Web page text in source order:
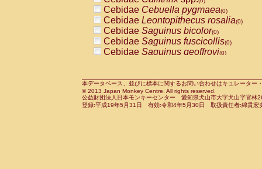
CercopithecidaeCercocebus
CercopithecidaeCercocebus
CercopithecidaeCercocebus
CercopithecidaeCercocebus
CercopithecidaeCercocebushybrid
CercopithecidaePapio anubis(0)
CercopithecidaePapio cynocephalus
CercopithecidaePapio hamadryas(0)
Cebidae Cebuella pygmaea(0)
Cebidae Leontopithecus rosalia(0)
Cebidae Saguinus bicolor(0)
Cebidae Saguinus fuscicollis(0)
Cebidae Saguinus geoffroyi(0)
CebidaeSaguinus leucopus(0)
CebidaeSaguinus midas(0)
Cebidae Saguinus mystax(0)
本データベース、並びに標本に関するお問い合わせはキュレータ
© 2013 Japan Monkey Centre. All rights reserved.
公益財団法人日本モンキーセンター 愛知県犬山市大字犬山字官
登録:平成19年5月31日 有効:令和4年5月30日 取扱責任者:綿貫宏